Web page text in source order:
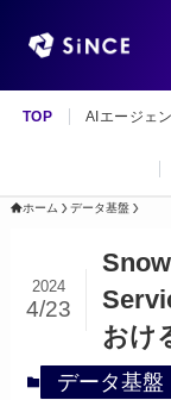
TOP AIエージェ
ホーム データ基盤
おけ
2024
4/23
データ基盤